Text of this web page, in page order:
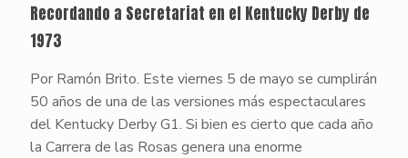
Recordando a Secretariat en el Kentucky Derby de
1973
Por Ramón Brito. Este viernes 5 de mayo se cumplirán
50 años de una de las versiones más espectaculares
del Kentucky Derby G1. Si bien es cierto que cada año
la Carrera de las Rosas genera una enorme